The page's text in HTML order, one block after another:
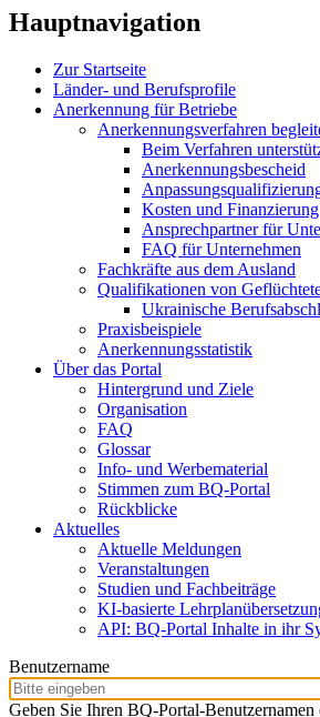
Hauptnavigation
Zur Startseite
Länder- und Berufsprofile
Anerkennung für Betriebe
Anerkennungsverfahren
Beim Verfahren
Anerkennungsbescheid
Kosten und Finanzierung
Ansprechpartner für
FAQ für Unternehmen
Fachkräfte aus dem Ausland
Qualifikationen von
Ukrainische
Praxisbeispiele
Anerkennungsstatistik
Über das Portal
Hintergrund und Ziele
Organisation
FAQ
Glossar
Info- und Werbematerial
Stimmen zum BQ-Portal
Rückblicke
Aktuelles
Aktuelle Meldungen
Veranstaltungen
Studien und Fachbeiträge
KI-basierte
API: BQ-Portal Inhalte in ihr
Benutzername
Geben Sie Ihren BQ-Portal-Benutzernamen